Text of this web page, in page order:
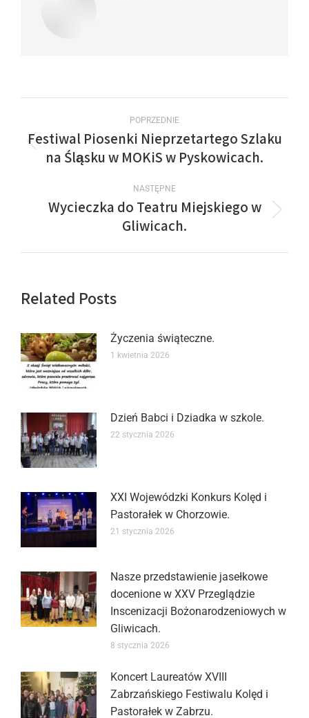
POPRZEDNIE
Festiwal Piosenki Nieprzetartego Szlaku
na Śląsku w MOKiS w Pyskowicach.
NASTĘPNE
Wycieczka do Teatru Miejskiego w
Gliwicach.
Related Posts
Życzenia świąteczne.
1 kwietnia 2026
Dzień Babci i Dziadka w szkole.
22 stycznia 2026
XXI Wojewódzki Konkurs Kolęd i
Pastorałek w Chorzowie.
21 stycznia 2026
Nasze przedstawienie jasełkowe
docenione w XXV Przeglądzie
Inscenizacji Bożonarodzeniowych w
Gliwicach.
8 stycznia 2026
Koncert Laureatów XVIII
Zabrzańskiego Festiwalu Kolęd i
Pastorałek w Zabrzu.